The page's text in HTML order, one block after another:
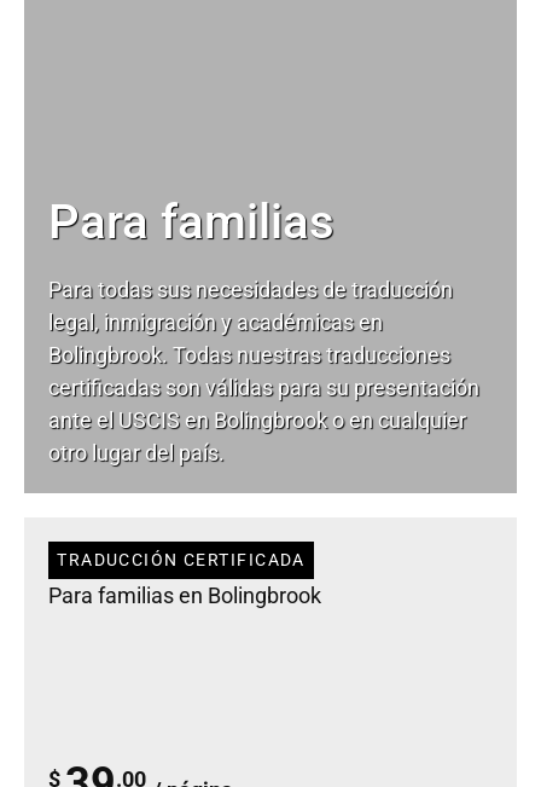
Para familias
Para todas sus necesidades detraducción
legal, inmigración y académicas en
Bolingbrook. Todas nuestras traducciones
certificadas son válidas para su presentación
ante el USCIS en Bolingbrook o en cualquier
otro lugar del país.
TRADUCCIÓN CERTIFICADA
Para familias en Bolingbrook
$ .00